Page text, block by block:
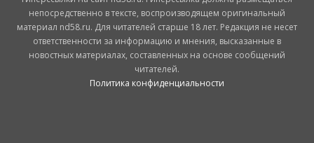
непосредственно в тексте, воспроизводящем оригинальный
материал nd58.ru. Для читателей старше 18 лет. Редакция не несет
ответственности за информацию и мнения, высказанные в
новостных материалах, составленных на основе сообщений
читателей.
Политика конфиденциальности